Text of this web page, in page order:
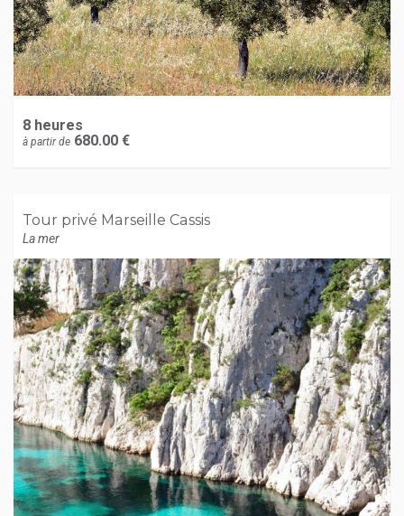
8 heures
à partir de 680.00 €
Tour privé Marseille Cassis
La mer